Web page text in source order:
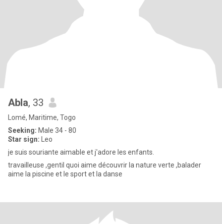
Abla, 33
Lomé, Maritime, Togo
Seeking: Male 34 - 80
Star sign: Leo
je suis souriante aimable et j'adore les enfants.
travailleuse ,gentil quoi aime découvrir la nature verte ,balader
aime la piscine et le sport et la danse